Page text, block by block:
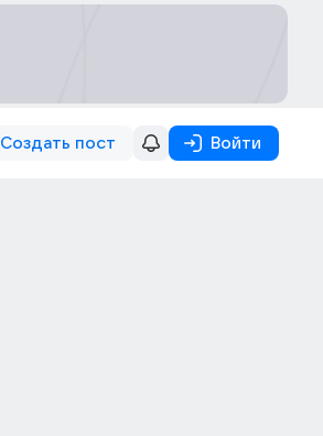
Создать пост Войти